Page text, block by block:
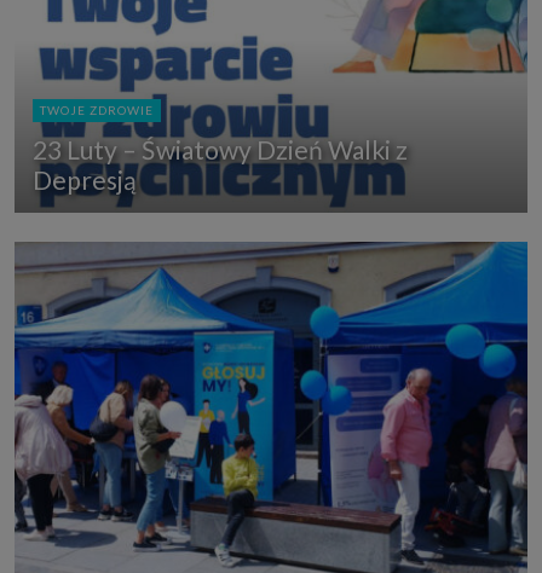
TWOJE ZDROWIE
23 Luty – Światowy Dzień Walki z
Depresją